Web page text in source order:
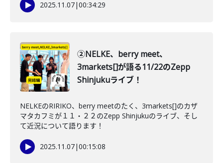
2025.11.07|00:34:29
②NELKE、berry meet、
3markets[]が語る11/22のZepp
Shinjukuライブ！
NELKEのRIRIKO、berry meetのたく、3markets[]のカザ
マタカフミが１１・２２のZepp Shinjukuのライブ、そし
て近況について語ります！
2025.11.07|00:15:08